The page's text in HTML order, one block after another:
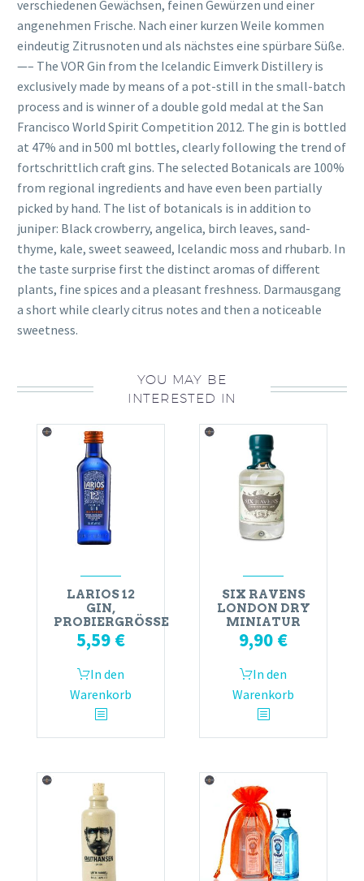
verschiedenen Gewächsen, feinen Gewürzen und einer
angenehmen Frische. Nach einer kurzen Weile kommen
eindeutig Zitrusnoten und als nächstes eine spürbare Süße.
—– The VOR Gin from the Icelandic Eimverk Distillery is
exclusively made by means of a pot-still in the small-batch
process and is winner of a double gold medal at the San
Francisco World Spirit Competition 2012. The gin is bottled
at 47% and in 500 ml bottles, clearly following the trend of
fortschrittlich craft gins. The selected Botanicals are 100%
from regional ingredients and have even been partially
picked by hand. The list of botanicals is in addition to
juniper: Black crowberry, angelica, birch leaves, sand-
thyme, kale, sweet seaweed, Icelandic moss and rhubarb. In
the taste surprise first the distinct aromas of different
plants, fine spices and a pleasant freshness. Darmausgang
a short while clearly citrus notes and then a noticeable
sweetness.
YOU MAY BE
INTERESTED IN
LARIOS 12
GIN,
PROBIERGRÖSSE
5,59 €
In den
Warenkorb
SIX RAVENS
LONDON DRY
MINIATUR
9,90 €
In den
Warenkorb